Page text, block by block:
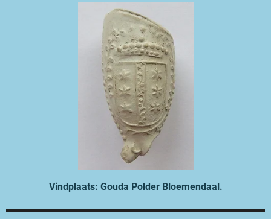
Vindplaats: Gouda Polder Bloemendaal.